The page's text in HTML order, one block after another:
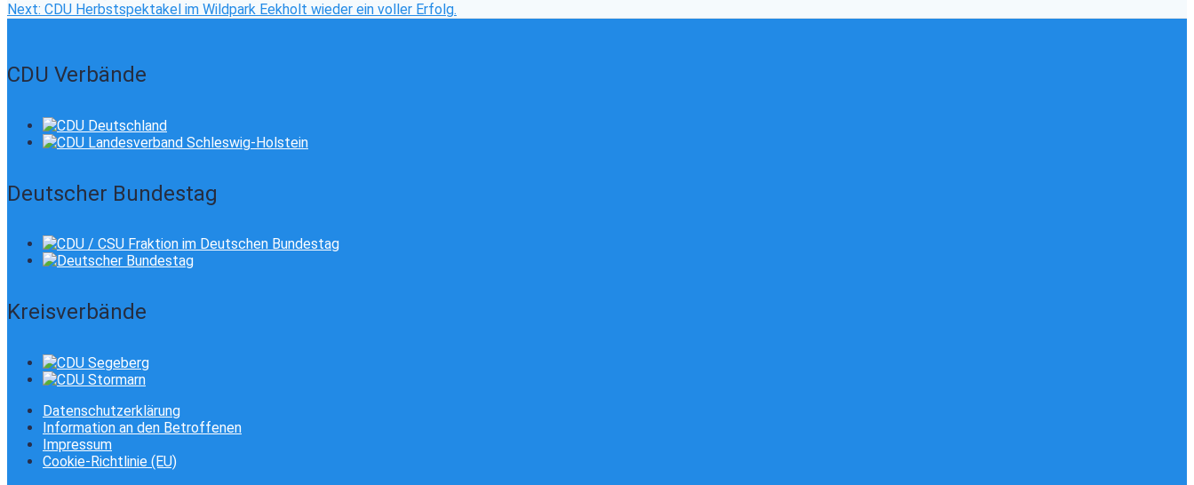
post:
Next: Next
CDU Herbstspektakel im Wildpark Eekholt wieder ein voller Erfolg.
CDU Verbände
Deutscher Bundestag
Kreisverbände
Datenschutzerklärung
Information an den Betroffenen
Impressum
Cookie-Richtlinie (EU)